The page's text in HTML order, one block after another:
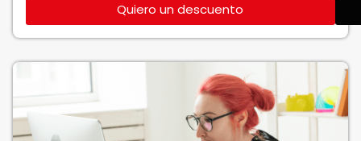
Quiero un descuento